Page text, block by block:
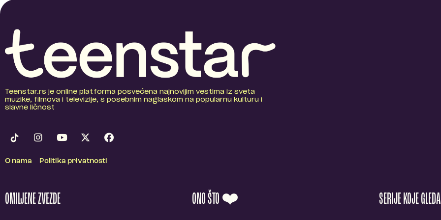
Teenstar.rs je online platforma posvećena najnovijim vestima iz sveta
muzike, filmova i televizije, s posebnim naglaskom na popularnu kulturu i
slavne ličnost
O nama Politika privatnosti
OMILJENE ZVEZDE ONO ŠTO ❤️ SERIJE KOJE